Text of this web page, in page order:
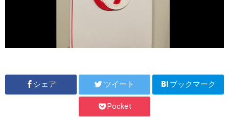
シェア ツイート ブックマーク
Pocket